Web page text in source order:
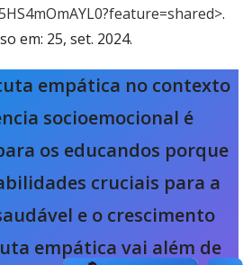
.
em: 25, set. 2024.
empática no contexto
socioemocional é
os educandos porque
cruciais para a
e o crescimento
empática vai além de